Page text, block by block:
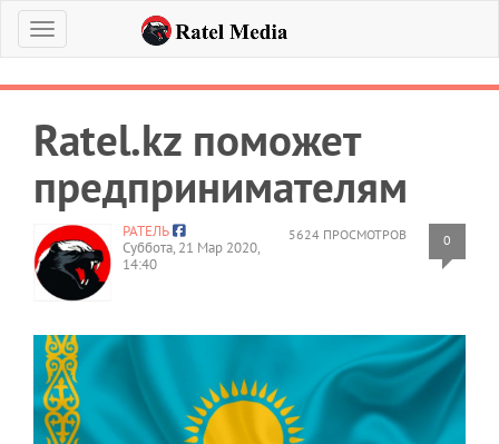
Меню
Ratel.kz поможет
предпринимателям
5624 ПРОСМОТРОВ 0
РАТЕЛЬ
Суббота, 21 Мар 2020,
14:40